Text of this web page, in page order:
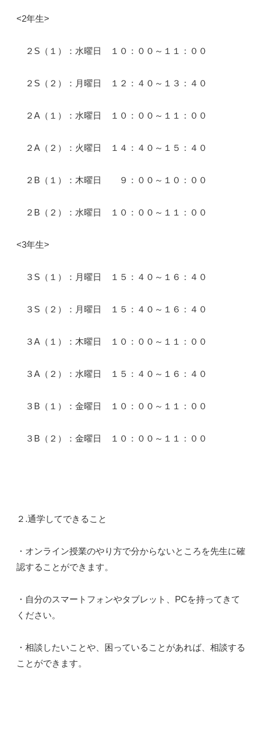
<2年生>
２S（１）：水曜日 １０：００～１１：００
２S（２）：月曜日 １２：４０～１３：４０
２A（１）：水曜日 １０：００～１１：００
２A（２）：火曜日 １４：４０～１５：４０
２B（１）：木曜日 ９：００～１０：００
２B（２）：水曜日 １０：００～１１：００
<3年生>
３S（１）：月曜日 １５：４０～１６：４０
３S（２）：月曜日 １５：４０～１６：４０
３A（１）：木曜日 １０：００～１１：００
３A（２）：水曜日 １５：４０～１６：４０
３B（１）：金曜日 １０：００～１１：００
３B（２）：金曜日 １０：００～１１：００
２.通学してできること
・オンライン授業のやり方で分からないところを先生に確
認することができます。
・自分のスマートフォンやタブレット、PCを持ってきて
ください。
・相談したいことや、困っていることがあれば、相談する
ことができます。